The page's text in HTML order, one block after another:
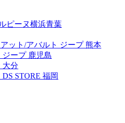
ピーヌ横浜青葉
ット/アバルト ジープ 熊本
ープ 鹿児島
大分
STORE 福岡